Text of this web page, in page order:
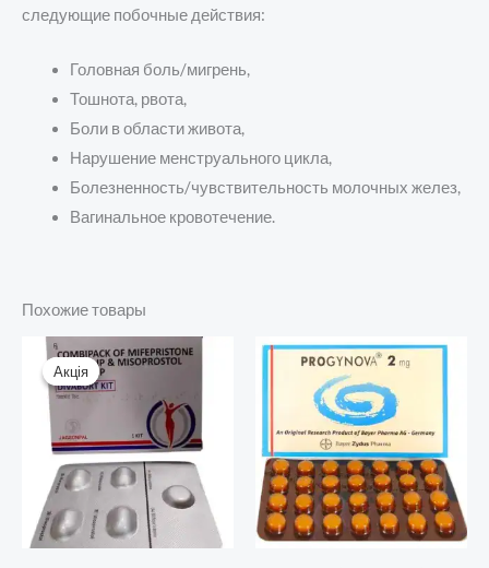
следующие побочные действия:
Головная боль/мигрень,
Тошнота, рвота,
Боли в области живота,
Нарушение менструального цикла,
Болезненность/чувствительность молочных желез,
Вагинальное кровотечение.
Похожие товары
Акція
Акція
Первоначальная
цена
составляла
1500,00 грн..
Текущая